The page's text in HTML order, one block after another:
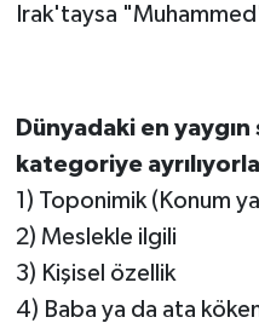
Irak'taysa
Dünyadaki en
kategoriye
1) Toponimik (Konum
2) Meslekle ilgili
3) Kişisel özellik
4) Baba ya da ata